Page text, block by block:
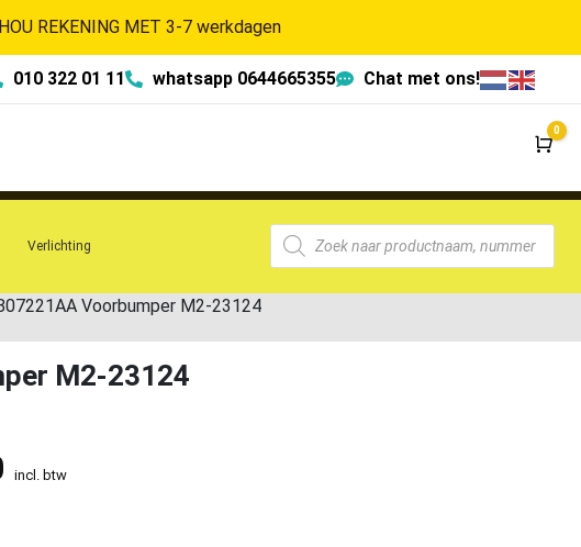
REKENING MET 3-7 werkdagen
010 322 01 11 whatsapp 0644665355 Chat met ons!
0
Verlichting
Voorbumper M2-23124
M2-23124
incl. btw